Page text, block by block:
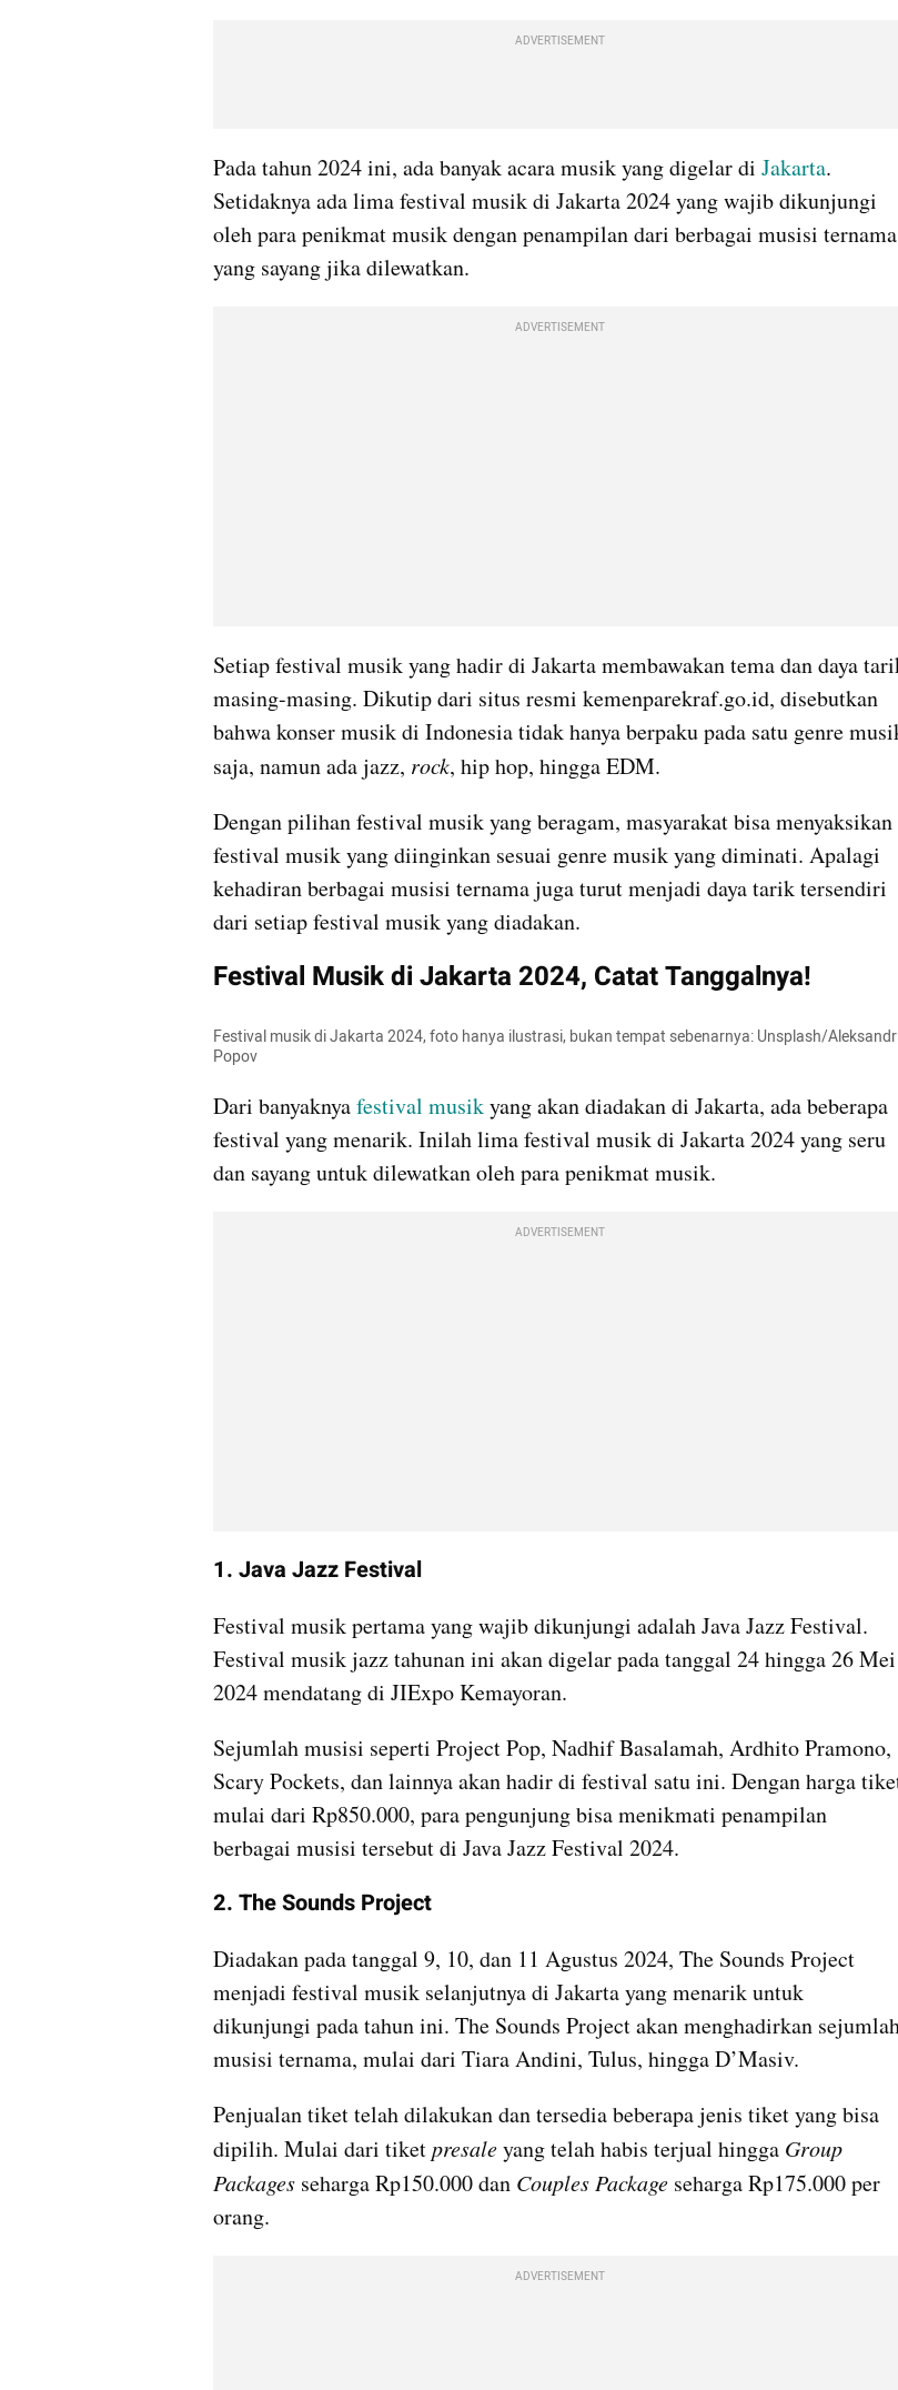
ADVERTISEMENT
Pada tahun 2024 ini, ada banyak acara musik yang digelar di Jakarta.
Setidaknya ada lima festival musik di Jakarta 2024 yang wajib dikunjungi
oleh para penikmat musik dengan penampilan dari berbagai musisi ternama
yang sayang jika dilewatkan.
ADVERTISEMENT
Setiap festival musik yang hadir di Jakarta membawakan tema dan daya
masing-masing. Dikutip dari situs resmi kemenparekraf.go.id, disebutkan
bahwa konser musik di Indonesia tidak hanya berpaku pada satu genre
saja, namun ada jazz, rock, hip hop, hingga EDM.
Dengan pilihan festival musik yang beragam, masyarakat bisa menyaksikan
festival musik yang diinginkan sesuai genre musik yang diminati. Apalagi
kehadiran berbagai musisi ternama juga turut menjadi daya tarik tersendiri
dari setiap festival musik yang diadakan.
Festival Musik di Jakarta 2024, Catat Tanggalnya!
Festival musik di Jakarta 2024, foto hanya ilustrasi, bukan tempat sebenarnya: Unsplash/Aleksandr
Popov
Dari banyaknya festival musik yang akan diadakan di Jakarta, ada beberapa
festival yang menarik. Inilah lima festival musik di Jakarta 2024 yang seru
dan sayang untuk dilewatkan oleh para penikmat musik.
ADVERTISEMENT
1. Java Jazz Festival
Festival musik pertama yang wajib dikunjungi adalah Java Jazz Festival.
Festival musik jazz tahunan ini akan digelar pada tanggal 24 hingga 26 Mei
2024 mendatang di JIExpo Kemayoran.
Sejumlah musisi seperti Project Pop, Nadhif Basalamah, Ardhito Pramono,
Scary Pockets, dan lainnya akan hadir di festival satu ini. Dengan harga
mulai dari Rp850.000, para pengunjung bisa menikmati penampilan
berbagai musisi tersebut di Java Jazz Festival 2024.
2. The Sounds Project
Diadakan pada tanggal 9, 10, dan 11 Agustus 2024, The Sounds Project
menjadi festival musik selanjutnya di Jakarta yang menarik untuk
dikunjungi pada tahun ini. The Sounds Project akan menghadirkan
musisi ternama, mulai dari Tiara Andini, Tulus, hingga D’Masiv.
Penjualan tiket telah dilakukan dan tersedia beberapa jenis tiket yang bisa
dipilih. Mulai dari tiket presale yang telah habis terjual hingga Group
Packages seharga Rp150.000 dan Couples Package seharga Rp175.000 per
orang.
ADVERTISEMENT